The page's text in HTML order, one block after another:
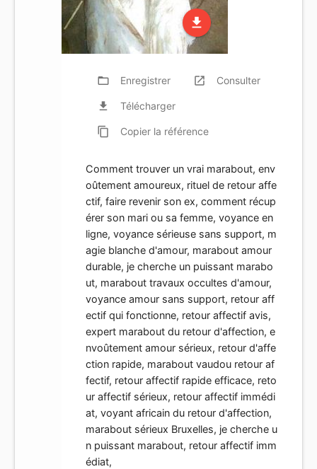
file_download
folder_open Enregistrer launch Consulter
file_download Télécharger
content_copy Copier la référence
Comment trouver un vrai marabout, env
oûtement amoureux, rituel de retour affe
ctif, faire revenir son ex, comment récup
érer son mari ou sa femme, voyance en
ligne, voyance sérieuse sans support, m
agie blanche d'amour, marabout amour
durable, je cherche un puissant marabo
ut, marabout travaux occultes d'amour,
voyance amour sans support, retour aff
ectif qui fonctionne, retour affectif avis,
expert marabout du retour d'affection, e
nvoûtement amour sérieux, retour d'affe
ction rapide, marabout vaudou retour af
fectif, retour affectif rapide efficace, reto
ur affectif sérieux, retour affectif immédi
at, voyant africain du retour d'affection,
marabout sérieux Bruxelles, je cherche u
n puissant marabout, retour affectif imm
édiat,